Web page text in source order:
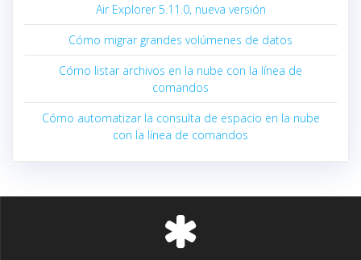
Air Explorer 5.11.0, nueva versión
Cómo migrar grandes volúmenes de datos
Cómo listar archivos en la nube con la línea de
comandos
Cómo automatizar la consulta de espacio en la nube
con la línea de comandos